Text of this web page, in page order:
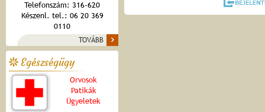
Telefonszám: 316-620
Készenl. tel.: 06 20 369
0110
TOVÁBB
Egészségügy
Orvosok
Patikák
Ügyeletek